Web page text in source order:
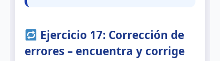
Ejercicio 17: Corrección de
errores – encuentra y corrige